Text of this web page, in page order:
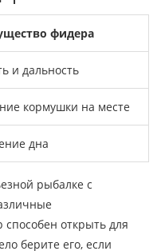
фидера
и дальность
кормушки на месте
дна
рыбалке с
открыть для
берите его, если